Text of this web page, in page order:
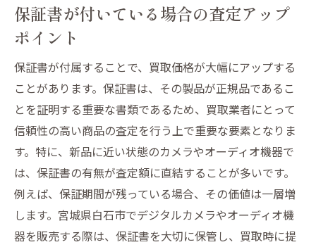
保証書が付いている場合の査定アップ
ポイント
保証書が付属することで、買取価格が大幅にアップする
ことがあります。保証書は、その製品が正規品であるこ
とを証明する重要な書類であるため、買取業者にとって
信頼性の高い商品の査定を行う上で重要な要素となりま
す。特に、新品に近い状態のカメラやオーディオ機器で
は、保証書の有無が査定額に直結することが多いです。
例えば、保証期間が残っている場合、その価値は一層増
します。宮城県白石市でデジタルカメラやオーディオ機
器を販売する際は、保証書を大切に保管し、買取時に提